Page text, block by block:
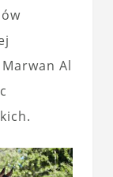
Al